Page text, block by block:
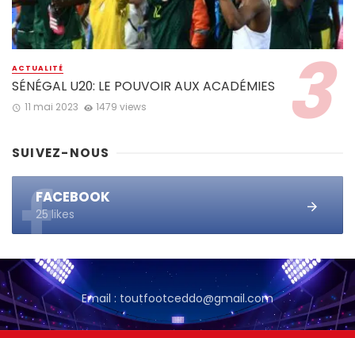
ACTUALITÉ
SÉNÉGAL U20: LE POUVOIR AUX ACADÉMIES
11 mai 2023 1479 views
SUIVEZ-NOUS
FACEBOOK
25 likes
Email : toutfootceddo@gmail.com